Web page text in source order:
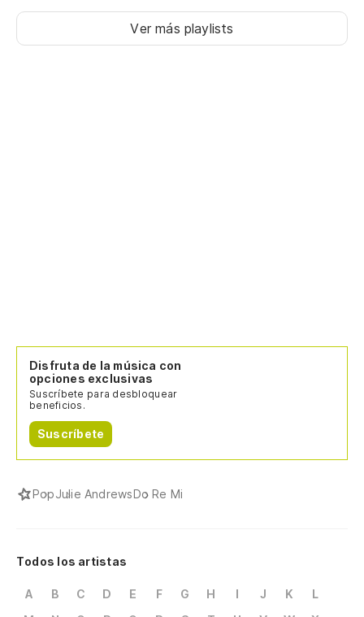
Ver más playlists
Disfruta de la música con
opciones exclusivas
Suscríbete para desbloquear
beneficios.
Suscríbete
PopJulie AndrewsDo Re Mi
Todos los artistas
A B C D E F G H I J K
L